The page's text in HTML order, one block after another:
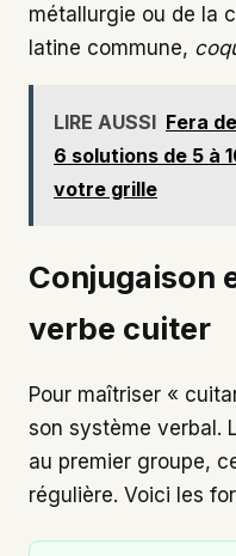
métallurgie ou de la
latine commune,
LIRE AUSSI Fera
6 solutions de 5 à
votre grille
Conjugaison
verbe cuiter
Pour maîtriser «
son système verbal.
au premier groupe,
régulière. Voici les